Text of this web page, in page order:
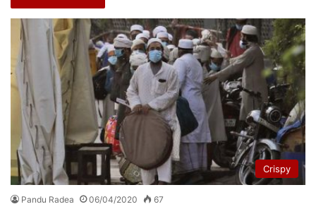
Crispy
Pandu Radea 06/04/2020 67